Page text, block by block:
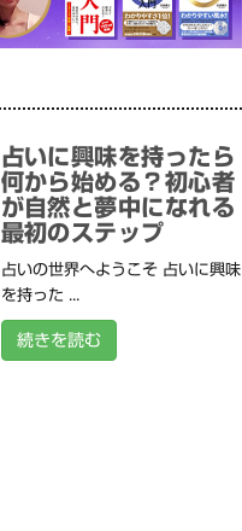
占いに興味を持ったら
何から始める？初心者
が自然と夢中になれる
最初のステップ
占いの世界へようこそ 占いに興味
を持った ...
続きを読む